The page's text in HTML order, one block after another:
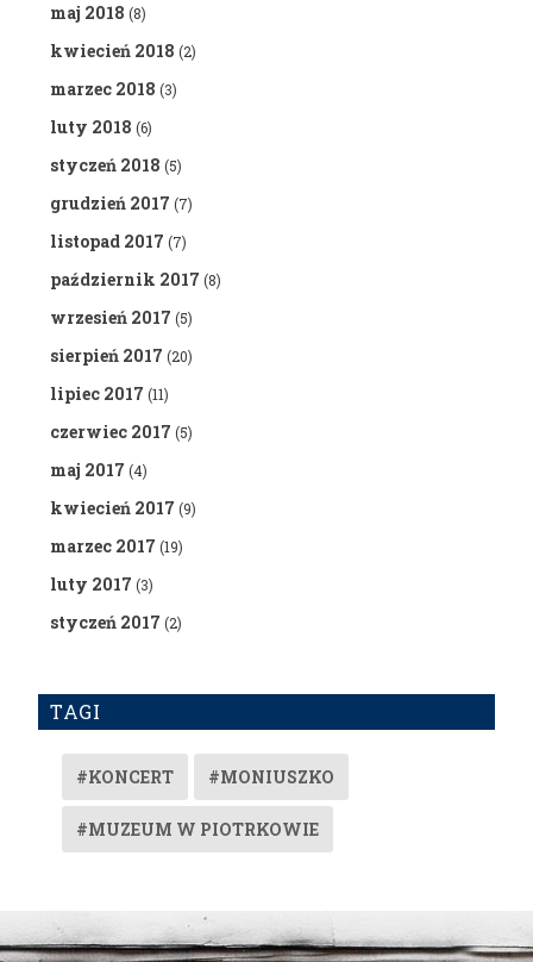
maj 2018 (8)
kwiecień 2018 (2)
marzec 2018 (3)
luty 2018 (6)
styczeń 2018 (5)
grudzień 2017 (7)
listopad 2017 (7)
październik 2017 (8)
wrzesień 2017 (5)
sierpień 2017 (20)
lipiec 2017 (11)
czerwiec 2017 (5)
maj 2017 (4)
kwiecień 2017 (9)
marzec 2017 (19)
luty 2017 (3)
styczeń 2017 (2)
TAGI
#KONCERT #MONIUSZKO
#MUZEUM W PIOTRKOWIE